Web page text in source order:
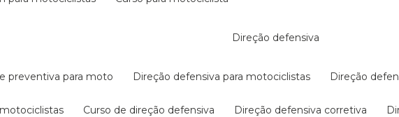
direção defensiva
e preventiva para moto direção defensiva para motociclistas direção
motociclistas curso de direção defensiva direção defensiva corretiva